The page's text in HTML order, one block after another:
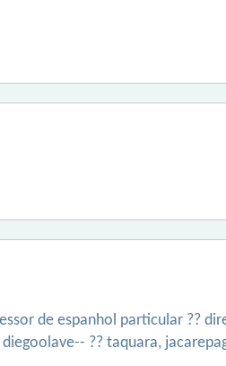
de espanhol particular ??
?? taquara,